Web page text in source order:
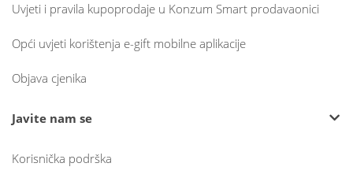
Uvjeti i pravila kupoprodaje u Konzum Smart prodavaonici
Opći uvjeti korištenja e-gift mobilne aplikacije
Objava cjenika
Javite nam se
Korisnička podrška